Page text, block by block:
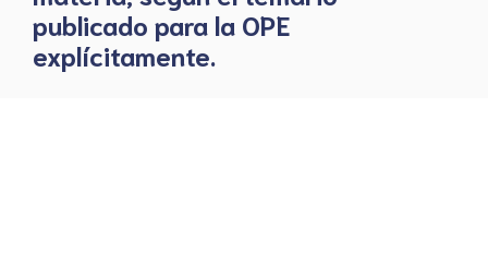
publicado para la OPE
explícitamente.